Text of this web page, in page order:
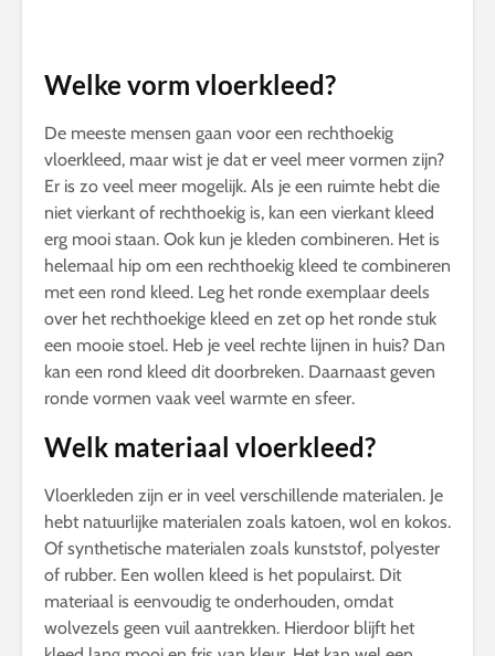
Welke vorm vloerkleed?
De meeste mensen gaan voor een rechthoekig
vloerkleed, maar wist je dat er veel meer vormen zijn?
Er is zo veel meer mogelijk. Als je een ruimte hebt die
niet vierkant of rechthoekig is, kan een vierkant kleed
erg mooi staan. Ook kun je kleden combineren. Het is
helemaal hip om een rechthoekig kleed te combineren
met een rond kleed. Leg het ronde exemplaar deels
over het rechthoekige kleed en zet op het ronde stuk
een mooie stoel. Heb je veel rechte lijnen in huis? Dan
kan een rond kleed dit doorbreken. Daarnaast geven
ronde vormen vaak veel warmte en sfeer.
Welk materiaal vloerkleed?
Vloerkleden zijn er in veel verschillende materialen. Je
hebt natuurlijke materialen zoals katoen, wol en kokos.
Of synthetische materialen zoals kunststof, polyester
of rubber. Een wollen kleed is het populairst. Dit
materiaal is eenvoudig te onderhouden, omdat
wolvezels geen vuil aantrekken. Hierdoor blijft het